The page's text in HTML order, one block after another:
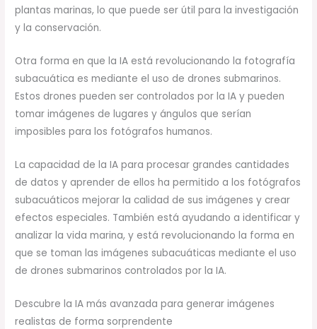
plantas marinas, lo que puede ser útil para la investigación
y la conservación.
Otra forma en que la IA está revolucionando la fotografía
subacuática es mediante el uso de drones submarinos.
Estos drones pueden ser controlados por la IA y pueden
tomar imágenes de lugares y ángulos que serían
imposibles para los fotógrafos humanos.
La capacidad de la IA para procesar grandes cantidades
de datos y aprender de ellos ha permitido a los fotógrafos
subacuáticos mejorar la calidad de sus imágenes y crear
efectos especiales. También está ayudando a identificar y
analizar la vida marina, y está revolucionando la forma en
que se toman las imágenes subacuáticas mediante el uso
de drones submarinos controlados por la IA.
Descubre la IA más avanzada para generar imágenes
realistas de forma sorprendente